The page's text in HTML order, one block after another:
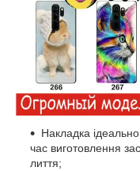
Накладка
час виготовлення
лиття;